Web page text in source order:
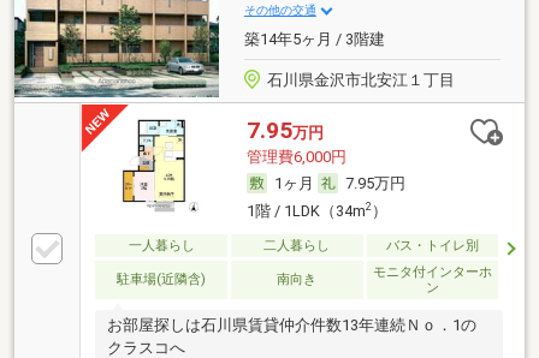
その他の交通
築14年5ヶ月 / 3階建
石川県金沢市北安江１丁目
7.95万円
管理費6,000円
1ヶ月
7.95万円
1階 / 1LDK（34m2）
一人暮らし 二人暮らし バス・トイレ別
駐車場(近隣含) 南向き
モニタ付インターホ
ン
お部屋探しは石川県賃貸仲介件数13年連続Ｎｏ．1の
クラスコへ